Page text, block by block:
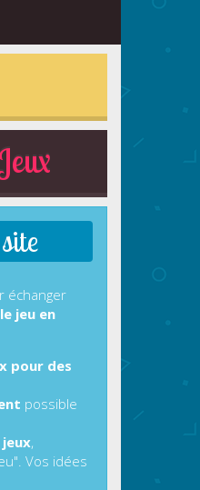
échanger
jeu en
pour des
possible
,
Vos idées